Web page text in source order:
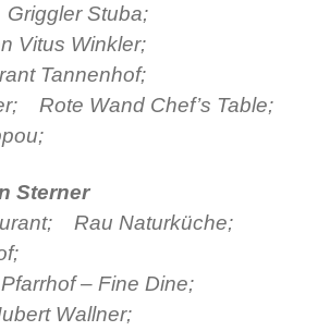
Stuba;
Vitus Winkler;
Tannenhof;
Rote Wand Chef’s Table;
Sterner
Rau Naturküche;
– Fine Dine;
Wallner;